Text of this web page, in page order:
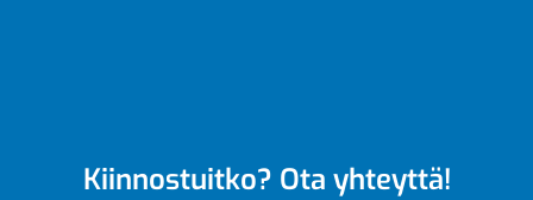
Kiinnostuitko? Ota yhteyttä!